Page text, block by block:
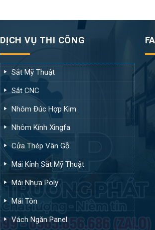
DỊCH VỤ THI CÔNG
Sắt Mỹ Thuật
Sắt CNC
Nhôm Đúc Hợp Kim
Nhôm Kính Xingfa
Cửa Thép Vân Gỗ
Mái Kính Sắt Mỹ Thuật
Mái Nhựa Poly
Mái Tôn
Vách Ngăn Panel